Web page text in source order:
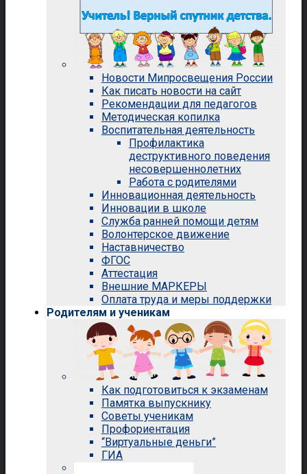
Новости Мипросвещения России
Как писать новости на сайт
Рекомендации для педагогов
Методическая копилка
Воспитательная деятельность
Профилактика
деструктивного поведения
несовершеннолетних
Работа с родителями
Инновационная деятельность
Инновации в школе
Служба ранней помощи детям
Волонтерское движение
Наставничество
ФГОС
Аттестация
Внешние МАРКЕРЫ
Оплата труда и меры поддержки
Родителям и ученикам
Как подготовиться к экзаменам
Памятка выпускнику
Советы ученикам
Профориентация
“Виртуальные деньги”
ГИА